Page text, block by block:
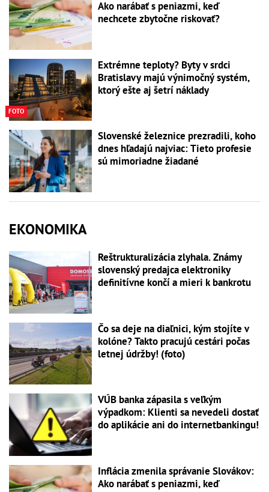
Ako narábať s peniazmi, keď
nechcete zbytočne riskovať?
FOTO
Extrémne teploty? Byty v srdci
Bratislavy majú výnimočný systém,
ktorý ešte aj šetrí náklady
Slovenské železnice prezradili, koho
dnes hľadajú najviac: Tieto profesie
sú mimoriadne žiadané
EKONOMIKA
Reštrukturalizácia zlyhala. Známy
slovenský predajca elektroniky
definitívne končí a mieri k bankrotu
Čo sa deje na diaľnici, kým stojíte v
kolóne? Takto pracujú cestári počas
letnej údržby! (foto)
VÚB banka zápasila s veľkým
výpadkom: Klienti sa nevedeli dostať
do aplikácie ani do internetbankingu!
Inflácia zmenila správanie Slovákov:
Ako narábať s peniazmi, keď